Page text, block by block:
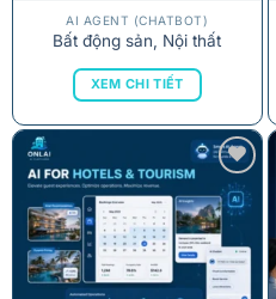
AI AGENT (CHATBOT)
Bất động sản, Nội thất
XEM CHI TIẾT